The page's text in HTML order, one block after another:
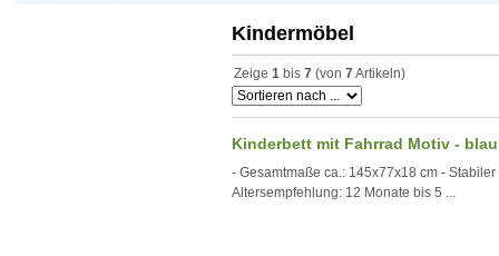
Kindermöbel
Zeige 1 bis 7 (von 7Artikeln)
Kinderbett mit Fahrrad Motiv -
- Gesamtmaße ca.: 145x77x18 cm -
Altersempfehlung: 12 Monate bis 5 ...